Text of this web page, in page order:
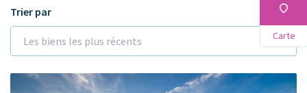
Carte
Trier par
Les biens les plus récents